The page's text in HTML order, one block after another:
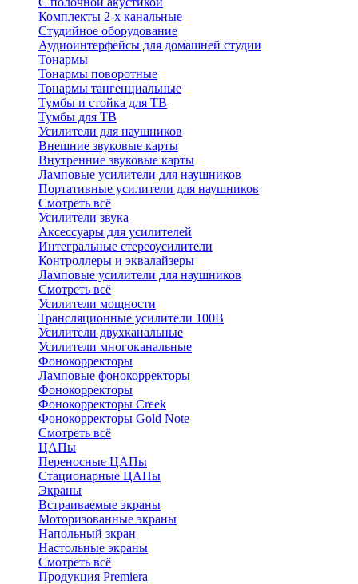
Комплекты 2-х канальные
Студийное оборудование
Аудиоинтерфейсы для домашней студии
Тонармы
Тонармы поворотные
Тонармы тангенциальные
Тумбы и стойка для ТВ
Тумбы для ТВ
Усилители для наушников
Внешние звуковые карты
Внутренние звуковые карты
Ламповые усилители для наушников
Портативные усилители для наушников
Смотреть всё
Усилители звука
Аксессуары для усилителей
Интегральные стереоусилители
Контроллеры и эквалайзеры
Ламповые усилители для наушников
Смотреть всё
Усилители мощности
Трансляционные усилители 100В
Усилители двухканальные
Усилители многоканальные
Фонокорректоры
Ламповые фонокорректоры
Фонокорректоры
Фонокорректоры Creek
Фонокорректоры Gold Note
Смотреть всё
ЦАПы
Переносные ЦАПы
Стационарные ЦАПы
Экраны
Встраиваемые экраны
Моторизованные экраны
Напольный зкран
Настольные экраны
Смотреть всё
Продукция Premiera